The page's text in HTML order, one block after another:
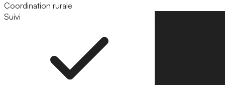
Coordination rurale
Suivi